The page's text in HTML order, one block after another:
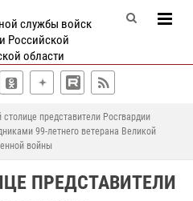
службы войск
Российской
области
столице представители Росгвардии
99-летнего ветерана Великой
войны
ПРЕДСТАВИТЕЛИ